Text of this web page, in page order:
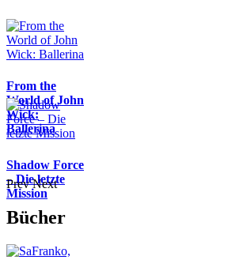
From the
World of John
Wick:
Ballerina
Shadow Force
– Die letzte
Mission
Prev Next
Bücher